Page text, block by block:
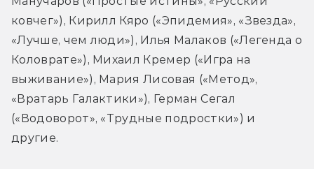
ковчег»), Кирилл Кяро («Эпидемия», «Звезда»,
«Лучше, чем люди»), Илья Малаков («Легенда о
Коловрате»), Михаил Кремер («Игра на
выживание»), Мария Лисовая («Метод»,
«Вратарь Галактики»), Герман Сегал
(«Водоворот», «Трудные подростки») и
другие.